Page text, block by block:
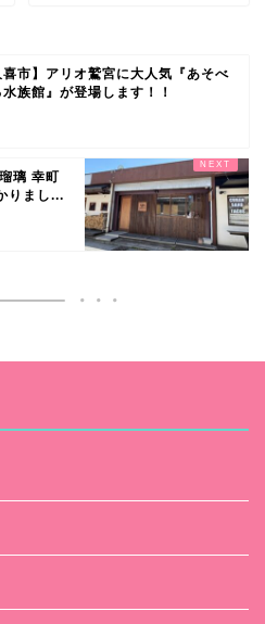
喜市】アリオ鷲宮に大人気『あそべ
水族館』が登場します！！
璃 幸町
りまし...